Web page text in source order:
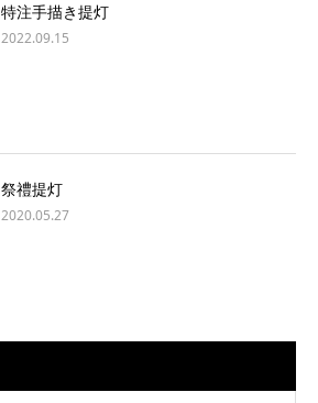
特注手描き提灯
2022.09.15
祭禮提灯
2020.05.27